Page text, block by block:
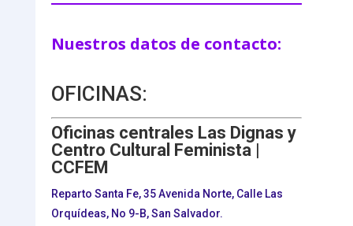
Nuestros datos de contacto:
OFICINAS:
Oficinas centrales Las Dignas y
Centro Cultural Feminista |
CCFEM
Reparto Santa Fe, 35 Avenida Norte, Calle Las
Orquídeas, No 9-B, San Salvador.